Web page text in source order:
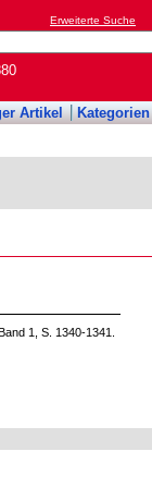
Erweiterte Suche
Artikel Kategorien
1, S. 1340-1341.